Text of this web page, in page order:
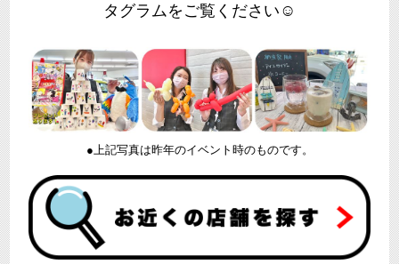
タグラムをご覧ください☺
●上記写真は昨年のイベント時のものです。